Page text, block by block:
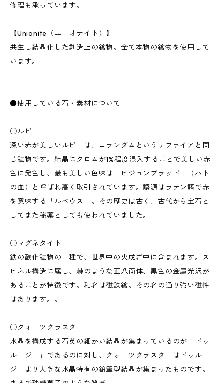
修理も承っています。
【Unionite（ユニオナイト）】
共生し結晶化した創造上の鉱物。全て本物の鉱物を使用して
います。
●使用している石・素材について
○ルビー
深い赤が美しいルビーは、コランダムというサファイアと同
じ鉱物です。結晶にクロムが1%程度混入することで美しい赤
色に発色し、最も美しい色味は「ピジョンブラッド」（ハト
の血）と呼ばれ高く取引されています。語源はラテン語で赤
を意味する「ルベウス」。その歴史は古く、古代から宝石と
してまた秘薬としても使われていました。
○マグネタイト
鉄の酸化鉱物の一種で、世界中の火成岩中に含まれます。ス
ピネル構造に属し、棘のような正八面体、黒色の金属光沢が
あることが特徴です。和名は磁鉄鉱。その名の通り強い磁性
はあります。。
○クォーツクラスター
水晶を構成する石英の細かい結晶が集まっているのが「ドゥ
ルージー」であるのに対し、クォーツクラスターはドゥルー
ジーより大きな水晶特有の鉛筆型結晶が集まったものです。